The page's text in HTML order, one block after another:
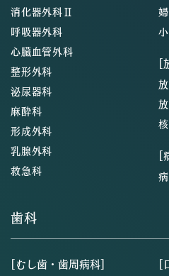
消化器外科Ⅱ
呼吸器外科
心臓血管外科
整形外科
泌尿器科
麻酔科
形成外科
乳腺外科
救急科
[
[
歯科
[むし歯・歯周病科] [